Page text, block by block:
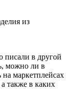
из
писали в другой
можно ли в
на маркетплейсах
также в каких